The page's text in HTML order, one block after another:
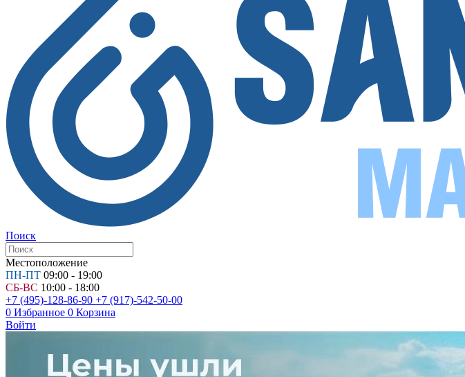
Поиск
Местоположение
ПН-ПТ 09:00 - 19:00
СБ-ВС 10:00 - 18:00
+7 (495)-128-86-90 +7 (917)-542-50-00
0 Избранное 0 Корзина
Войти